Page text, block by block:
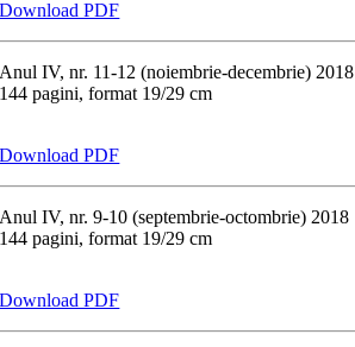
Download PDF
Anul IV, nr. 11-12 (noiembrie-decembrie) 2018
144 pagini, format 19/29 cm
Download PDF
Anul IV, nr. 9-10 (septembrie-octombrie) 2018
144 pagini, format 19/29 cm
Download PDF